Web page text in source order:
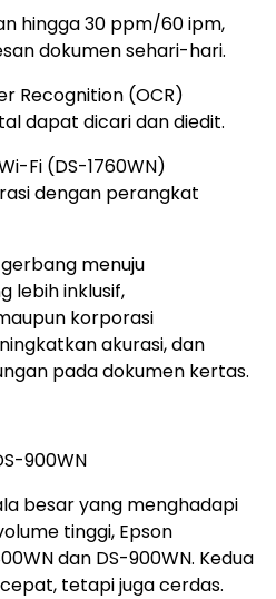
hingga 30 ppm/60 ipm,
dokumen sehari-hari.
Recognition (OCR)
dapat dicari dan diedit.
Fi (DS-1760WN)
dengan perangkat
menuju
lebih inklusif,
korporasi
akurasi, dan
pada dokumen kertas.
900WN
besar yang menghadapi
tinggi, Epson
dan DS-900WN. Kedua
tetapi juga cerdas.